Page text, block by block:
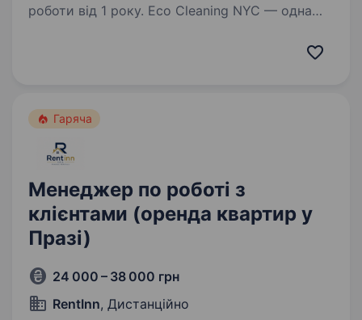
роботи від 1 року. Eco Cleaning NYC — одна
США у віддаленому форматі…
Гаряча
Менеджер по роботі з
клієнтами (оренда квартир у
Празі)
24 000 – 38 000 грн
RentInn, Дистанційно